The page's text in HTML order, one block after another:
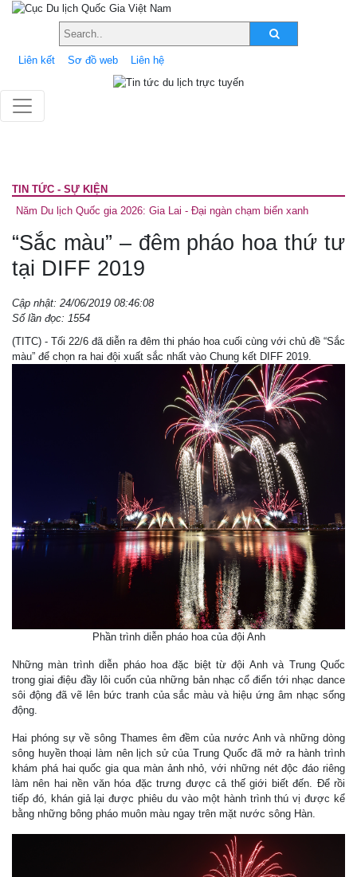
Liên kết Sơ đồ web Liên hệ
TIN TỨC - SỰ KIỆN
Năm Du lịch Quốc gia 2026: Gia Lai - Đại ngàn chạm biển xanh
“Sắc màu” – đêm pháo hoa thứ tư
tại DIFF 2019
Cập nhật: 24/06/2019 08:46:08
Số lần đọc: 1554
(TITC) - Tối 22/6 đã diễn ra đêm thi pháo hoa cuối cùng với chủ đề “Sắc
màu” để chọn ra hai đội xuất sắc nhất vào Chung kết DIFF 2019.
Phần trình diễn pháo hoa của đội Anh
Những màn trình diễn pháo hoa đặc biệt từ đội Anh và Trung Quốc
trong giai điệu đầy lôi cuốn của những bản nhạc cổ điển tới nhạc dance
sôi động đã vẽ lên bức tranh của sắc màu và hiệu ứng âm nhạc sống
động.
Hai phóng sự về sông Thames êm đềm của nước Anh và những dòng
sông huyền thoại làm nên lịch sử của Trung Quốc đã mở ra hành trình
khám phá hai quốc gia qua màn ảnh nhỏ, với những nét độc đáo riêng
làm nên hai nền văn hóa đặc trưng được cả thế giới biết đến. Để rồi
tiếp đó, khán giả lại được phiêu du vào một hành trình thú vị được kể
bằng những bông pháo muôn màu ngay trên mặt nước sông Hàn.